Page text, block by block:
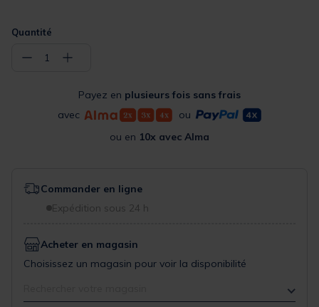
Quantité
− 1 +
Payez en plusieurs fois sans frais
avec
ou
ou en 10x avec Alma
Commander en ligne
Expédition sous 24 h
Acheter en magasin
Choisissez un magasin pour voir la disponibilité